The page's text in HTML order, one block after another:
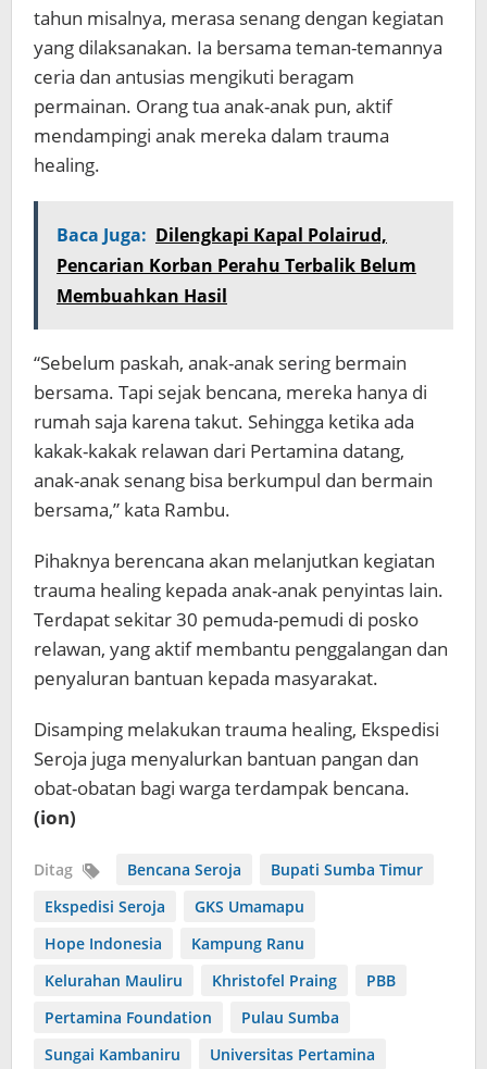
tahun misalnya, merasa senang dengan kegiatan
yang dilaksanakan. Ia bersama teman-temannya
ceria dan antusias mengikuti beragam
permainan. Orang tua anak-anak pun, aktif
mendampingi anak mereka dalam trauma
healing.
Baca Juga: Dilengkapi Kapal Polairud,
Pencarian Korban Perahu Terbalik Belum
Membuahkan Hasil
“Sebelum paskah, anak-anak sering bermain
bersama. Tapi sejak bencana, mereka hanya di
rumah saja karena takut. Sehingga ketika ada
kakak-kakak relawan dari Pertamina datang,
anak-anak senang bisa berkumpul dan bermain
bersama,” kata Rambu.
Pihaknya berencana akan melanjutkan kegiatan
trauma healing kepada anak-anak penyintas lain.
Terdapat sekitar 30 pemuda-pemudi di posko
relawan, yang aktif membantu penggalangan dan
penyaluran bantuan kepada masyarakat.
Disamping melakukan trauma healing, Ekspedisi
Seroja juga menyalurkan bantuan pangan dan
obat-obatan bagi warga terdampak bencana.
(ion)
Ditag Bencana Seroja
Bupati Sumba Timur
Ekspedisi Seroja
GKS Umamapu
Hope Indonesia
Kampung Ranu
Kelurahan Mauliru
Khristofel Praing
PBB
Pertamina Foundation
Pulau Sumba
Sungai Kambaniru
Universitas Pertamina